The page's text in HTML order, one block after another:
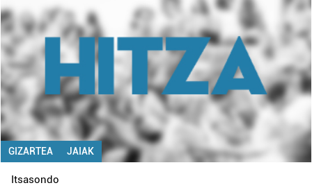
GIZARTEA JAIAK
Itsasondo